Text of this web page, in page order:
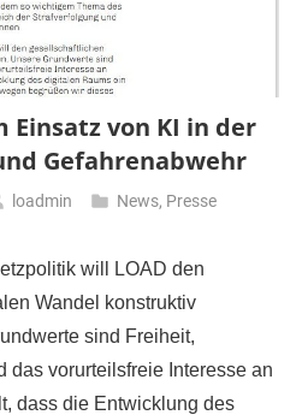
Einsatz von KI in der
Gefahrenabwehr
loadmin News, Presse
will LOAD den
Wandel konstruktiv
sind Freiheit,
das vorurteilsfreie Interesse an
dass die Entwicklung des